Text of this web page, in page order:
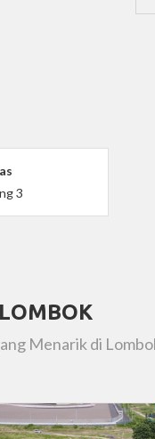
3
Menarik di